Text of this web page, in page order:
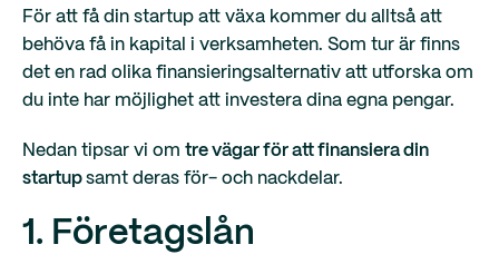
För att få din startup att växa kommer du alltså att
behöva få in kapital i verksamheten. Som tur är finns
det en rad olika finansieringsalternativ att utforska om
du inte har möjlighet att investera dina egna pengar.
Nedan tipsar vi om tre vägar för att finansiera din
startup samt deras för- och nackdelar.
1. Företagslån